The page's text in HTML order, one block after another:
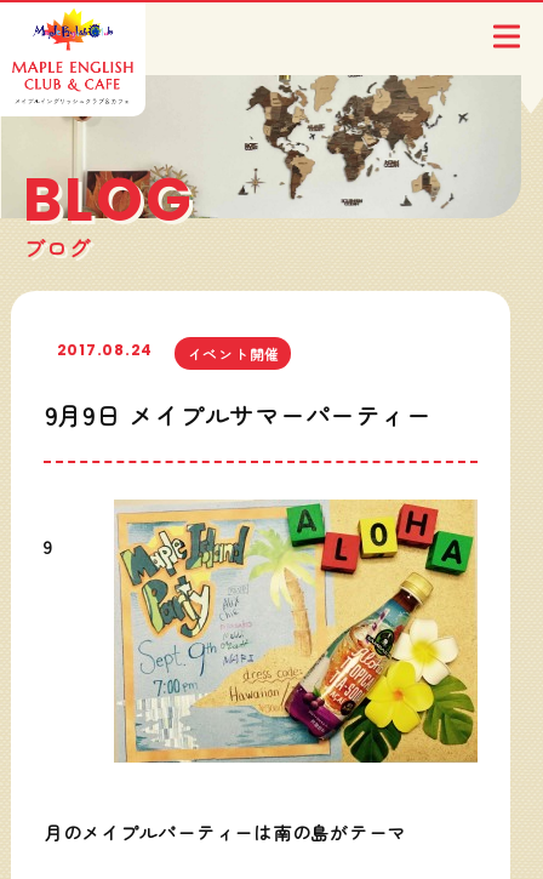
ブログ
BLOG
2017.08.24 イベント開催
9月9日 メイプルサマーパーティー
9
月のメイプルパーティーは南の島がテーマ